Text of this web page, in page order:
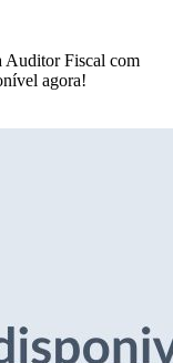
Auditor Fiscal com
agora!